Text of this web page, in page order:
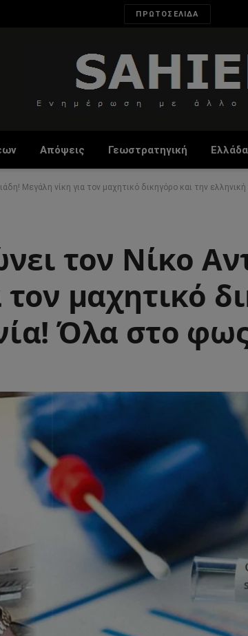
ΠΡΩΤΟΣΕΛΙΔΑ
Απόψεις Γεωστρατηγική Ελλάδα
Μεγάλη νίκη για τον μαχητικό δικηγόρο και την
τον Νίκο
μαχητικό
Όλα στο